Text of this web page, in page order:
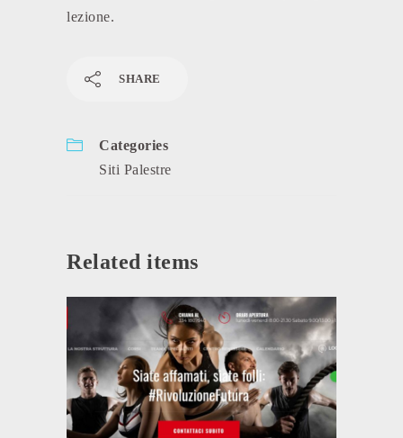
lezione.
SHARE
Categories
Siti Palestre
Related items